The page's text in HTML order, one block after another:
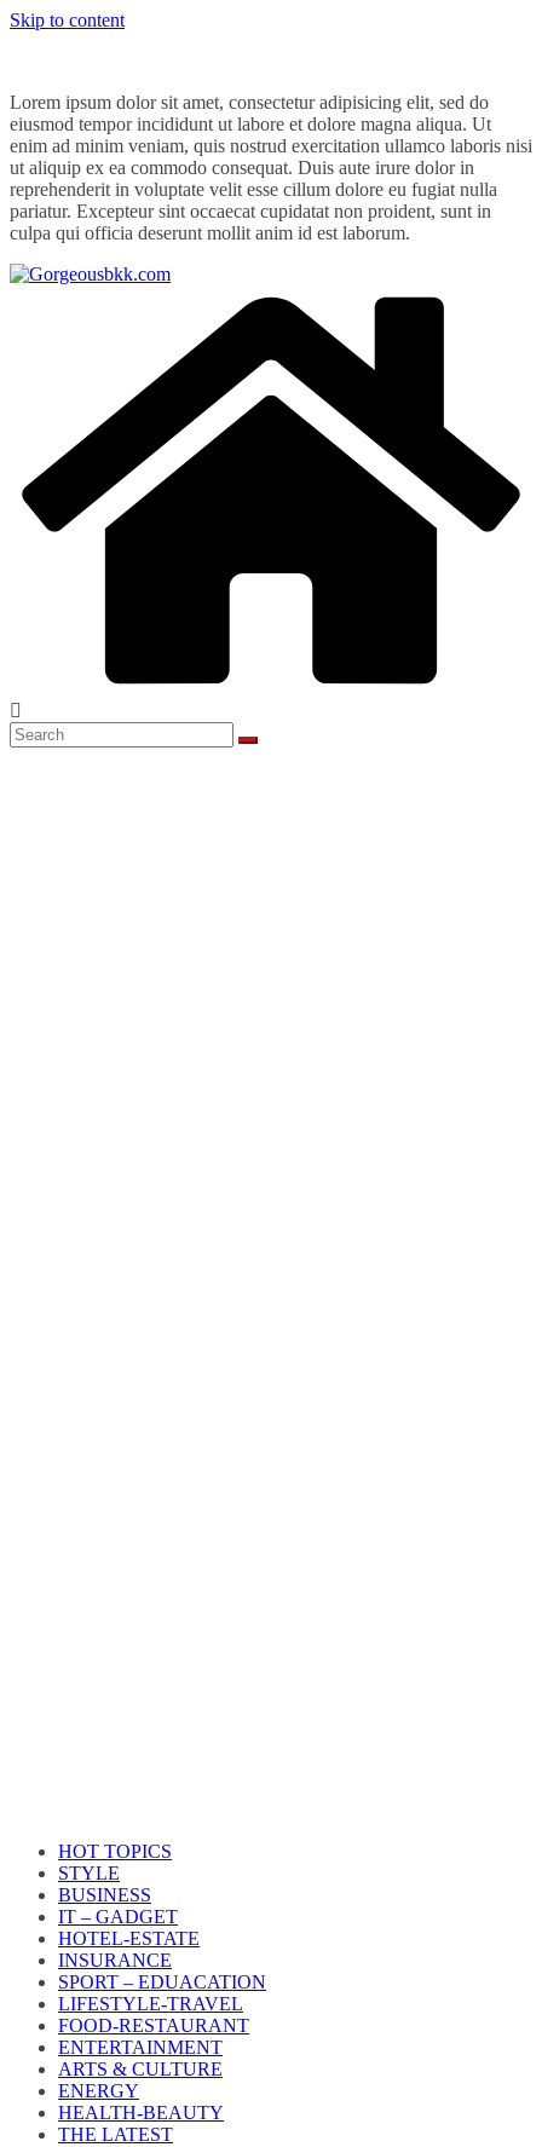
Skip to content
Lorem ipsum dolor sit amet, consectetur adipisicing elit, sed do
eiusmod tempor incididunt ut labore et dolore magna aliqua. Ut
enim ad minim veniam, quis nostrud exercitation ullamco laboris nisi
ut aliquip ex ea commodo consequat. Duis aute irure dolor in
reprehenderit in voluptate velit esse cillum dolore eu fugiat nulla
pariatur. Excepteur sint occaecat cupidatat non proident, sunt in
culpa qui officia deserunt mollit anim id est laborum.
HOT TOPICS
STYLE
BUSINESS
IT – GADGET
HOTEL-ESTATE
INSURANCE
SPORT – EDUACATION
LIFESTYLE​-TRAVEL​
FOOD-RESTAURANT
ENTERTAINMENT
ARTS & CULTURE
ENERGY
HEALTH​-BEAUTY
THE LATEST